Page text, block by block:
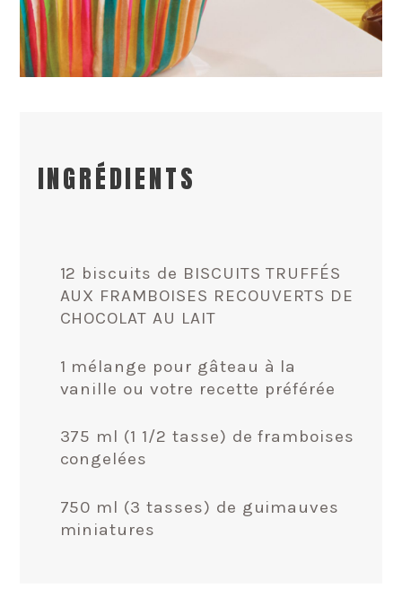
INGRÉDIENTS
12 biscuits de BISCUITS TRUFFÉS
AUX FRAMBOISES RECOUVERTS DE
CHOCOLAT AU LAIT
1 mélange pour gâteau à la
vanille ou votre recette préférée
375 ml (1 1/2 tasse) de framboises
congelées
750 ml (3 tasses) de guimauves
miniatures